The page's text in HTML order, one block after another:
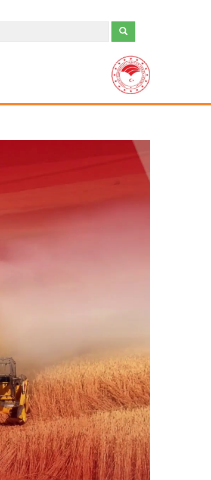
Tarım Orman Gündemi 12.06.2026
Tarım Orman Gündemi 11.06.2026
“Tarım Orman Gündemi” sektörün
gündemini izleyici ile...
Devamını Oku ->